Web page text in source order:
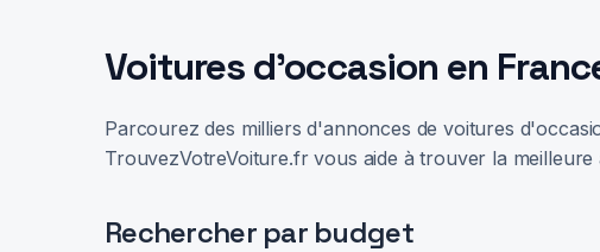
Voitures d'occasion en
Parcourez des milliers d'annonces de voitures
TrouvezVotreVoiture.fr vous aide à trouver la
Rechercher par budget